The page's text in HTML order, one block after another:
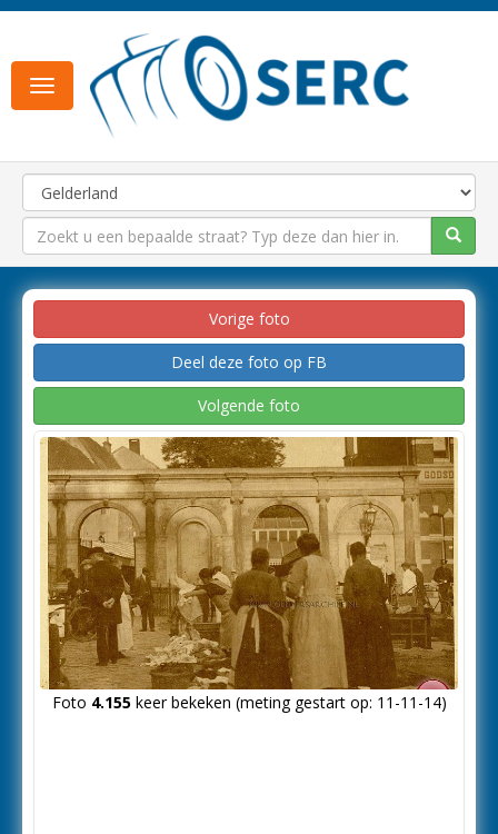
Toggle
navigation
Vorige foto
Deel deze foto op FB
Volgende foto
Foto 4.155keer bekeken (meting gestart op: 11-11-14)